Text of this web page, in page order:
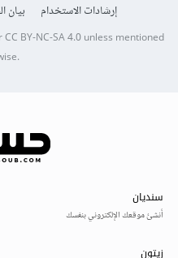
إرشادات الاستخدام
بيان
CC BY-NC-SA 4.0unless mentioned